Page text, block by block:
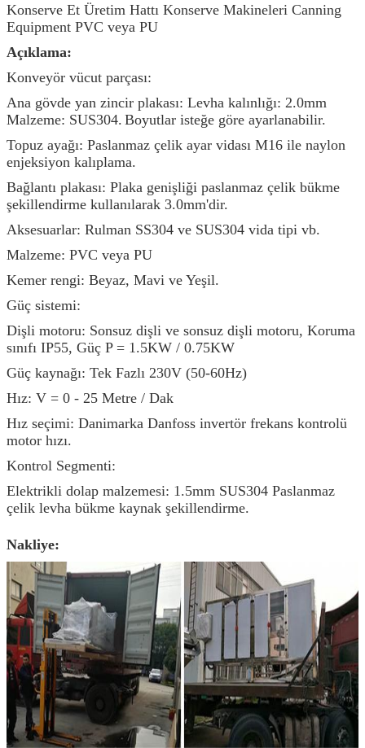
Konserve Et Üretim Hattı Konserve Makineleri Canning
Equipment PVC veya PU
Açıklama:
Konveyör vücut parçası:
Ana gövde yan zincir plakası: Levha kalınlığı: 2.0mm
Malzeme: SUS304. Boyutlar isteğe göre ayarlanabilir.
Topuz ayağı: Paslanmaz çelik ayar vidası M16 ile naylon
enjeksiyon kalıplama.
Bağlantı plakası: Plaka genişliği paslanmaz çelik bükme
şekillendirme kullanılarak 3.0mm'dir.
Aksesuarlar: Rulman SS304 ve SUS304 vida tipi vb.
Malzeme: PVC veya PU
Kemer rengi: Beyaz, Mavi ve Yeşil.
Güç sistemi:
Dişli motoru: Sonsuz dişli ve sonsuz dişli motoru, Koruma
sınıfı IP55, Güç P = 1.5KW / 0.75KW
Güç kaynağı: Tek Fazlı 230V (50-60Hz)
Hız: V = 0 - 25 Metre / Dak
Hız seçimi: Danimarka Danfoss invertör frekans kontrolü
motor hızı.
Kontrol Segmenti:
Elektrikli dolap malzemesi: 1.5mm SUS304 Paslanmaz
çelik levha bükme kaynak şekillendirme.
Nakliye: